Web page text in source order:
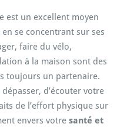
est un excellent moyen
se concentrant sur ses
faire du vélo,
à la maison sont des
toujours un partenaire.
d’écouter votre
de l’effort physique sur
envers votre santé et